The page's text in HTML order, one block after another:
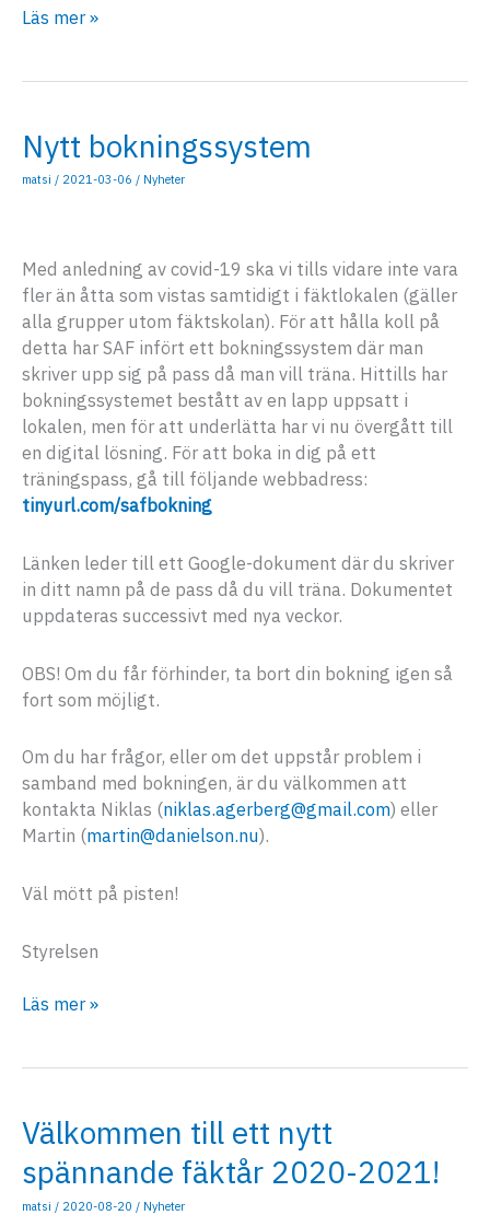
Årsmöte
Läs mer »
Nytt bokningssystem
matsi / 2021-03-06 / Nyheter
Med anledning av covid-19 ska vi tills vidare inte vara
fler än åtta som vistas samtidigt i fäktlokalen (gäller
alla grupper utom fäktskolan). För att hålla koll på
detta har SAF infört ett bokningssystem där man
skriver upp sig på pass då man vill träna. Hittills har
bokningssystemet bestått av en lapp uppsatt i
lokalen, men för att underlätta har vi nu övergått till
en digital lösning. För att boka in dig på ett
träningspass, gå till följande webbadress:
tinyurl.com/safbokning
Länken leder till ett Google-dokument där du skriver
in ditt namn på de pass då du vill träna. Dokumentet
uppdateras successivt med nya veckor.
OBS! Om du får förhinder, ta bort din bokning igen så
fort som möjligt.
Om du har frågor, eller om det uppstår problem i
samband med bokningen, är du välkommen att
kontakta Niklas (niklas.agerberg@gmail.com) eller
Martin (martin@danielson.nu).
Väl mött på pisten!
Styrelsen
Nytt
Läs mer »
Välkommen till ett nytt
spännande fäktår 2020-2021!
matsi / 2020-08-20 / Nyheter